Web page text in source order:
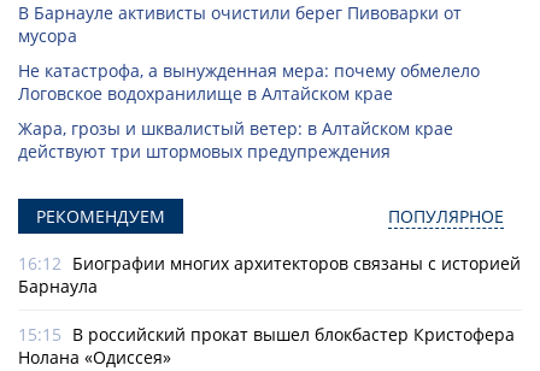
В Барнауле активисты очистили берег Пивоварки от
мусора
Не катастрофа, а вынужденная мера: почему обмелело
Логовское водохранилище в Алтайском крае
Жара, грозы и шквалистый ветер: в Алтайском крае
действуют три штормовых предупреждения
РЕКОМЕНДУЕМ ПОПУЛЯРНОЕ
16:12 Биографии многих архитекторов связаны с историей
Барнаула
15:15 В российский прокат вышел блокбастер Кристофера
Нолана «Одиссея»